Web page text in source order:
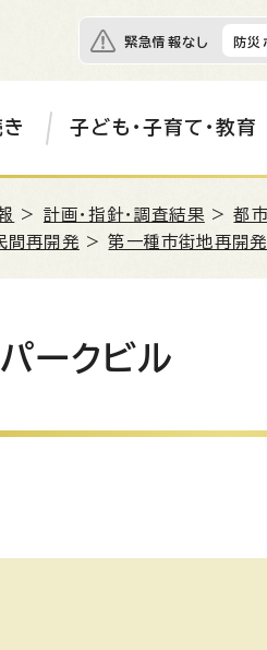
緊急情報なし 防災
き 子ども・子育て・教育
> 計画・指針・調査結果 >都
間再開発 >第一種市街地再開
ークビル